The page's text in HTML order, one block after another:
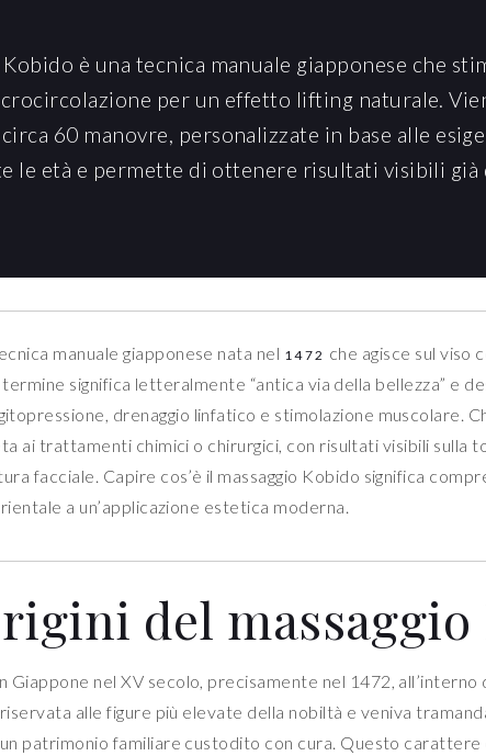
Kobido è una tecnica manuale giapponese che
per un effetto lifting naturale.
60 manovre, personalizzate in base alle
le età e permette di ottenere risultati visibili già
manuale giapponese nata nel 1472 che agisce sul viso
significa letteralmente “antica via della bellezza” e
drenaggio linfatico e stimolazione muscolare.
ai trattamenti chimici o chirurgici, con risultati visibili sulla
facciale. Capire cos’è il massaggio Kobido significa
a un’applicazione estetica moderna.
del massaggio
Giappone nel XV secolo, precisamente nel 1472,
alle figure più elevate della nobiltà e veniva
patrimonio familiare custodito con cura. Questo